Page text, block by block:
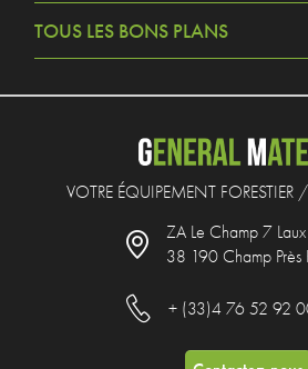
TOUS LES BONS PLANS
VOTRE ÉQUIPEMENT
ZA Le Champ 7 Laux
38 190 Champ Près
+ (33)4 76 52 92